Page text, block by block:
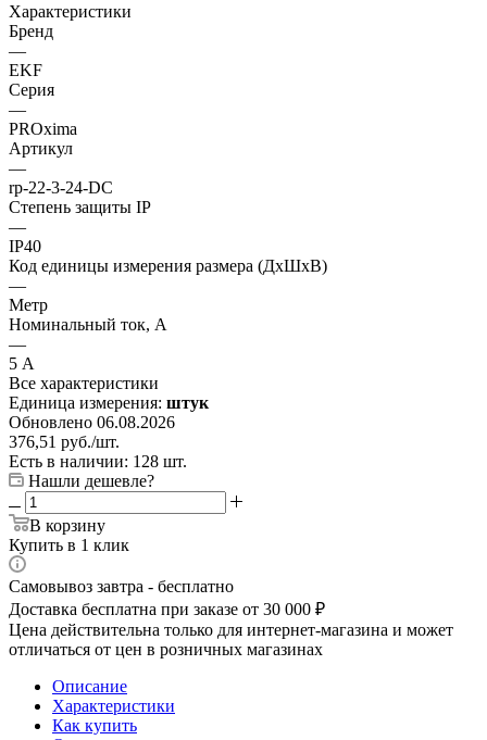
Характеристики
Бренд
—
EKF
Серия
—
PROxima
Артикул
—
rp-22-3-24-DC
Степень защиты IP
—
IP40
Код единицы измерения размера (ДхШхВ)
—
Метр
Номинальный ток, А
—
5 А
Все характеристики
Единица измерения: штук
Обновлено 06.08.2026
376,51 руб./шт.
Есть в наличии: 128 шт.
Нашли дешевле?
В корзину
Купить в 1 клик
Самовывоз завтра - бесплатно
Доставка бесплатна при заказе от 30 000 ₽
Цена действительна только для интернет-магазина и может
отличаться от цен в розничных магазинах
Описание
Характеристики
Как купить